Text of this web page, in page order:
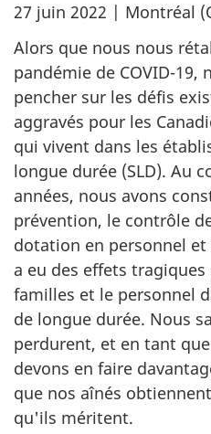
27 juin 2022 | Montréal
Alors que nous nous
pandémie de COVID-19,
pencher sur les défis
aggravés pour les
qui vivent dans les
longue durée (SLD). Au
années, nous avons
prévention, le contrôle
dotation en personnel
a eu des effets
familles et le personnel
de longue durée. Nous
perdurent, et en tant
devons en faire
que nos aînés
qu'ils méritent.